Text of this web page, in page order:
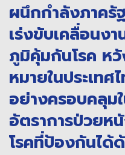
ผนึกกำลังภาครั
เร่งขับเคลื่อนงา
ภูมิคุ้มกันโรค หวั
หมายในประเท
อย่างครอบคลุม
อัตราการป่วยห
โรคที่ป้องกันได้